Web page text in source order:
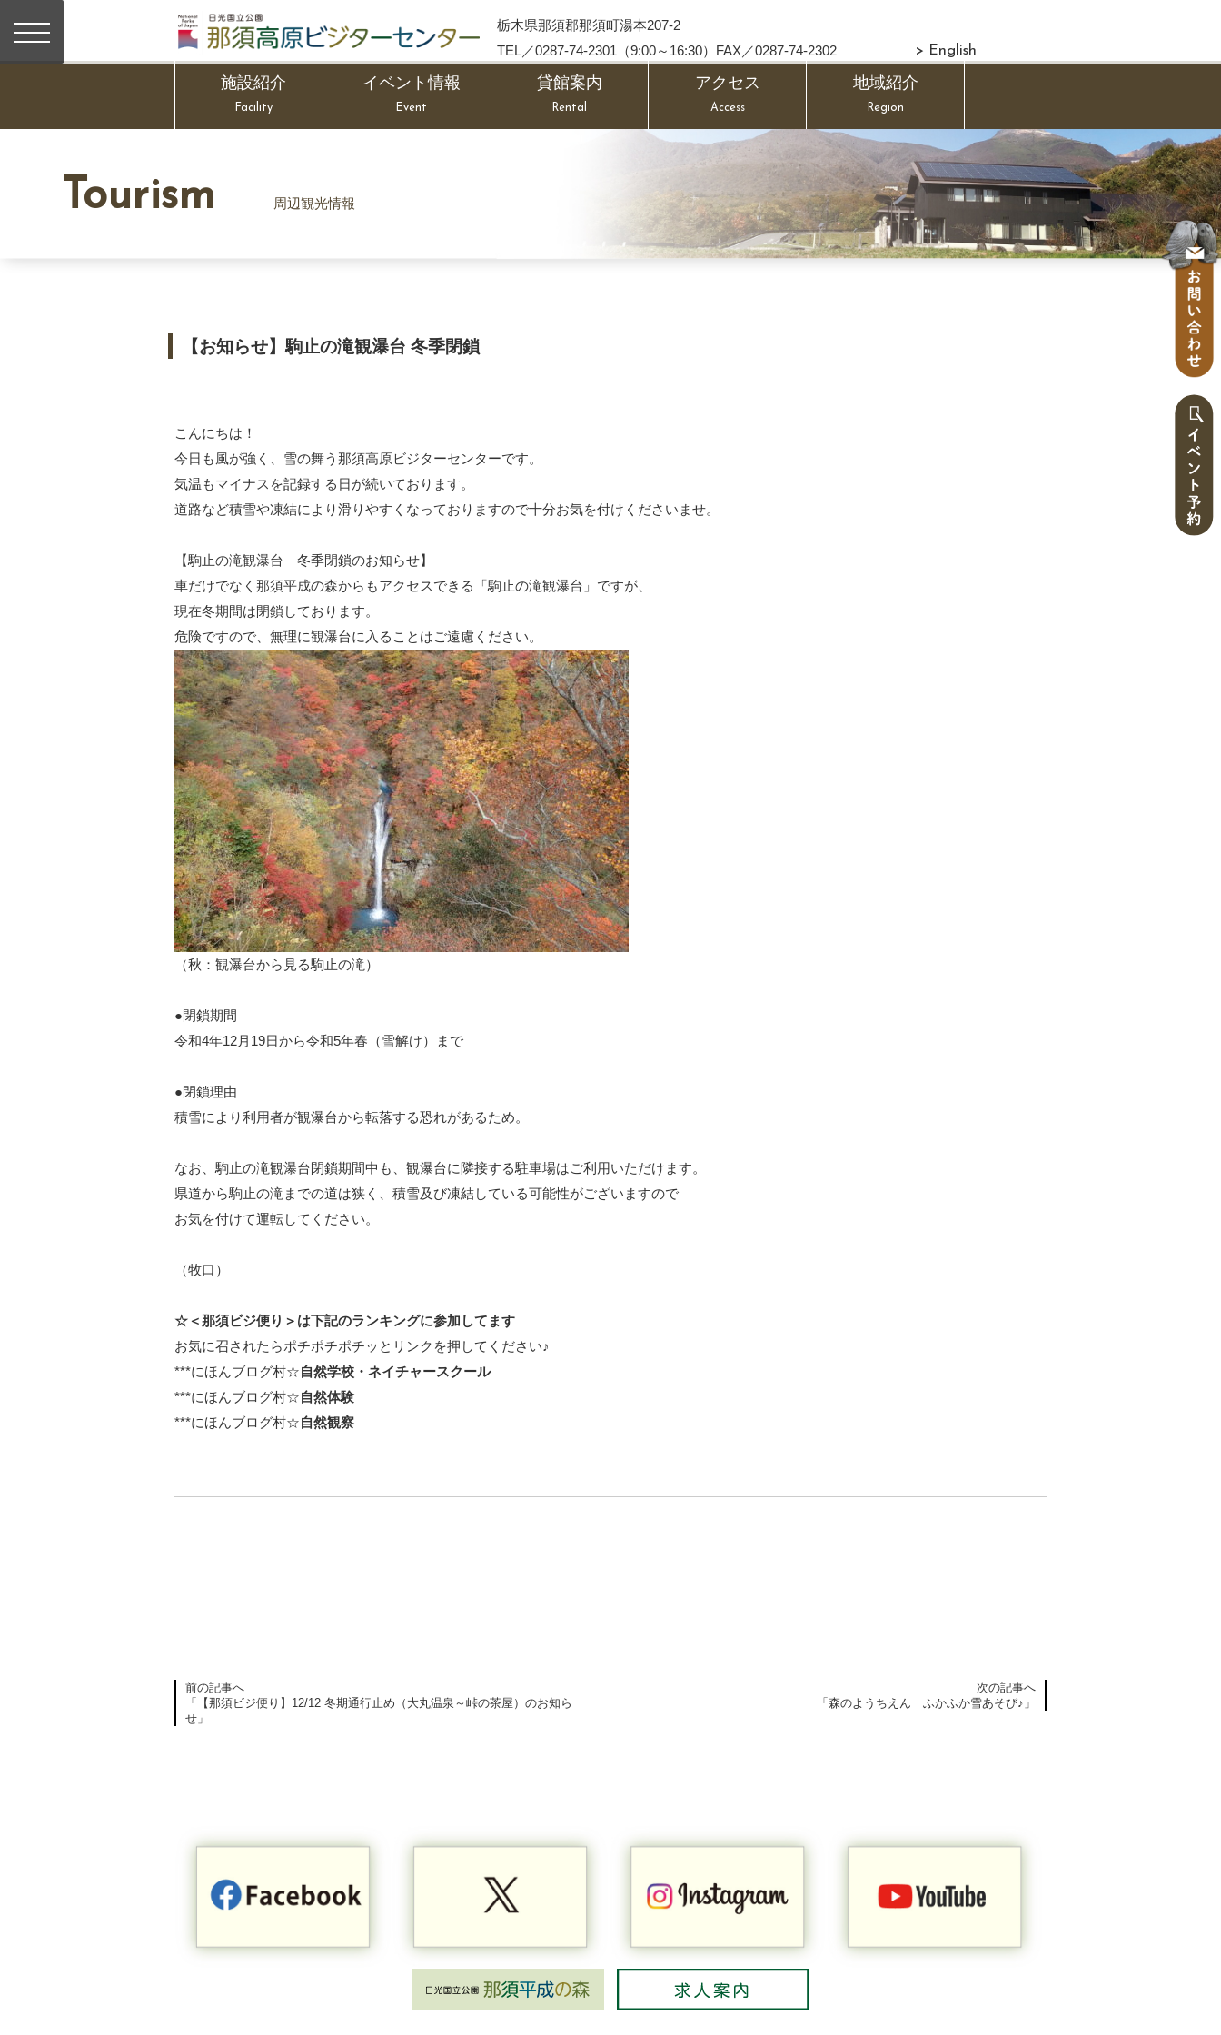
栃木県那須郡那須町湯本207-2
TEL／0287-74-2301（9:00～16:30）FAX／0287-74-2302
> English
施設紹介
Facility
イベント情報
Event
貸館案内
Rental
アクセス
Access
地域紹介
Region
Tourism 周辺観光情報
【お知らせ】駒止の滝観瀑台 冬季閉鎖
こんにちは！
今日も風が強く、雪の舞う那須高原ビジターセンターです。
気温もマイナスを記録する日が続いております。
道路など積雪や凍結により滑りやすくなっておりますので十分お気を付けくださいませ。
【駒止の滝観瀑台 冬季閉鎖のお知らせ】
車だけでなく那須平成の森からもアクセスできる「駒止の滝観瀑台」ですが、
現在冬期間は閉鎖しております。
危険ですので、無理に観瀑台に入ることはご遠慮ください。
（秋：観瀑台から見る駒止の滝）
●閉鎖期間
令和4年12月19日から令和5年春（雪解け）まで
●閉鎖理由
積雪により利用者が観瀑台から転落する恐れがあるため。
なお、駒止の滝観瀑台閉鎖期間中も、観瀑台に隣接する駐車場はご利用いただけます。
県道から駒止の滝までの道は狭く、積雪及び凍結している可能性がございますので
お気を付けて運転してください。
（牧口）
☆＜那須ビジ便り＞は下記のランキングに参加してます
お気に召されたらポチポチポチッとリンクを押してください♪
***にほんブログ村☆自然学校・ネイチャースクール
***にほんブログ村☆自然体験
***にほんブログ村☆自然観察
前の記事へ
「【那須ビジ便り】12/12 冬期通行止め（大丸温泉～峠の茶屋）のお知ら
せ」
次の記事へ
「森のようちえん ふかふか雪あそび♪」